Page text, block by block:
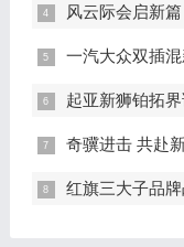
风云际会启新篇
一汽大众双插
起亚新狮铂拓界
奇骥进击 共赴
红旗三大子品牌